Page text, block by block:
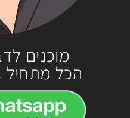
מוכנים
הכל